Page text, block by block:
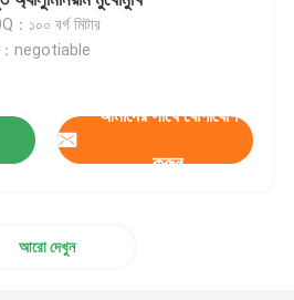
：১০০ বর্গ মিটার
：negotiable
আমাদের সাথে যোগাযোগ
করুন
আরো দেখুন